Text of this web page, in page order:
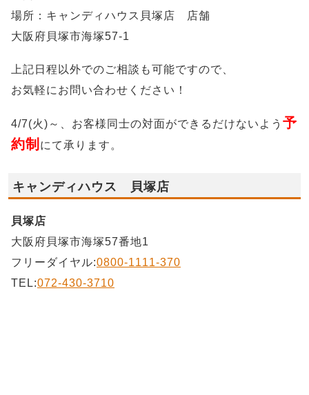
場所：キャンディハウス貝塚店 店舗
大阪府貝塚市海塚57-1
上記日程以外でのご相談も可能ですので、
お気軽にお問い合わせください！
4/7(火)～、お客様同士の対面ができるだけないよう 予
約制 にて承ります。
キャンディハウス 貝塚店
貝塚店
大阪府貝塚市海塚57番地1
フリーダイヤル:0800-1111-370
TEL:072-430-3710